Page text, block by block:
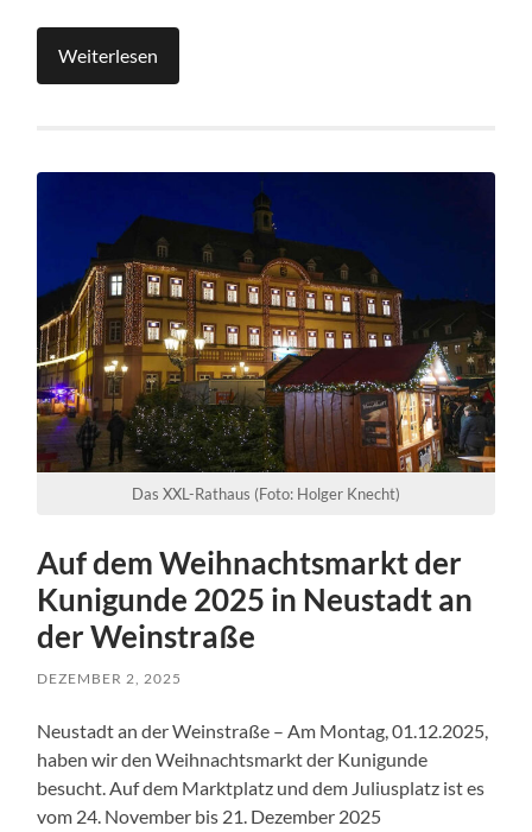
Weiterlesen
Das XXL-Rathaus (Foto: Holger Knecht)
Auf dem Weihnachtsmarkt der
Kunigunde 2025 in Neustadt an
der Weinstraße
DEZEMBER 2, 2025
Neustadt an der Weinstraße – Am Montag, 01.12.2025,
haben wir den Weihnachtsmarkt der Kunigunde
besucht. Auf dem Marktplatz und dem Juliusplatz ist es
vom 24. November bis 21. Dezember 2025